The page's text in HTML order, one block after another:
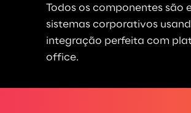
Todos os componentes são
sistemas corporativos
integração perfeita com
office.